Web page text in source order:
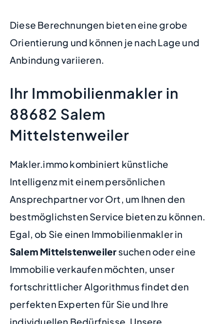
Diese Berechnungen bieten eine grobe
Orientierung und können je nach Lage und
Anbindung variieren.
Ihr Immobilienmakler in
88682 Salem
Mittelstenweiler
Makler.immo kombiniert künstliche
Intelligenz mit einem persönlichen
Ansprechpartner vor Ort, um Ihnen den
bestmöglichsten Service bieten zu können.
Egal, ob Sie einen Immobilienmakler in
Salem Mittelstenweilersuchen oder eine
Immobilie verkaufen möchten, unser
fortschrittlicher Algorithmus findet den
perfekten Experten für Sie und Ihre
individuellen Bedürfnisse. Unsere